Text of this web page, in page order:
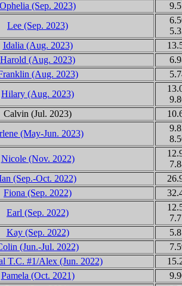
Ophelia (Sep. 2023)
Lee (Sep. 2023)
Idalia (Aug. 2023)
Harold (Aug. 2023)
(Aug. 2023)
Hilary (Aug. 2023)
Calvin (Jul. 2023)
(May-Jun. 2023)
Nicole (Nov. 2022)
(Sep.-Oct. 2022)
Fiona (Sep. 2022)
Earl (Sep. 2022)
Kay (Sep. 2022)
(Jun.-Jul. 2022)
T.C. #1/Alex (Jun. 2022)
Pamela (Oct. 2021)